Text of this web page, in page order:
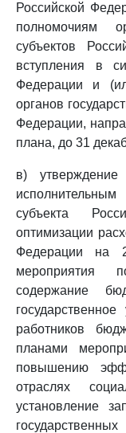
Российской
полномочиям
субъектов
вступления в
Федерации и
органов
Федерации,
плана, до 31
в)
исполнительным
субъекта
оптимизации
Федерации на
мероприятия
содержание
работников
планами
повышению
отраслях
установление